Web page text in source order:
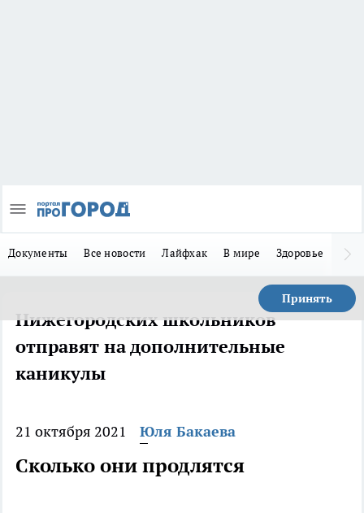
Документы Все новости Лайфхак В мире Здоровье
Принять
Нижегородских школьников
отправят на дополнительные
каникулы
21 октября 2021 Юля Бакаева
Сколько они продлятся